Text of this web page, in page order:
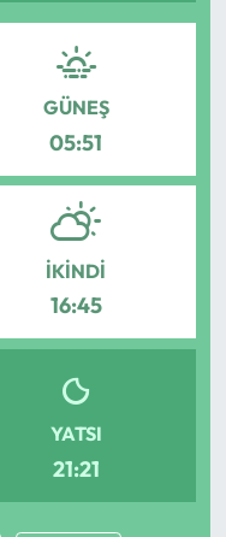
GÜNEŞ
05:51
İKINDI
16:45
YATSI
21:21